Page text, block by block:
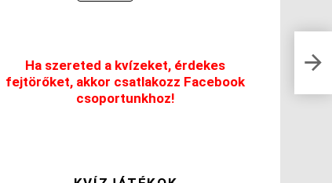
Ha szereted a kvízeket, érdekes
fejtörőket, akkor csatlakozz Facebook
csoportunkhoz!